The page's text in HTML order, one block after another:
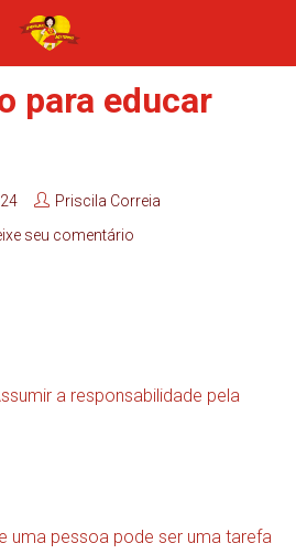
para educar
Priscila Correia
seu comentário
a responsabilidade pela
uma pessoa pode ser uma tarefa